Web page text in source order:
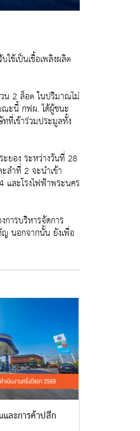
ช้เป็นเชื้อเพลิงผลิต
น 2 ล็อต ในปริมาณไม่
ณะนี้ กฟผ. ได้ผู้ชนะ
ที่เข้าร่วมประมูลทั้ง
ะยอง ระหว่างวันที่ 28
ลำที่ 2 จะนำเข้า
และโรงไฟฟ้าพระนคร
การบริหารจัดการ
ญ นอกจากนั้น ยังเพื่อ
ละการค้าปลีก